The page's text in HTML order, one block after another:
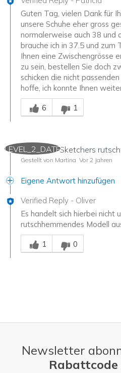
Guten Tag, vielen Dank für
unsere Schuhe eher gross
normalerweise auch 38 und
brauche ich in 37.5 und zum
Ihnen eine Zwischengrösse
zu sein, bestellen Sie doch
schicken die nicht
hoffe, ich konnte Ihnen
Mitarbeiter-Gutachter
6
1
LEVEL_2_DATE
Sind diese Sketchers
Gestellt von Martina Vor 2 Jahren
Eigene Antwort hinzufügen
Verified Reply - Oliver
Es handelt sich hierbei nicht
rutschhemmendes Modell
Mitarbeiter-Gutachter
1
0
Newsletter